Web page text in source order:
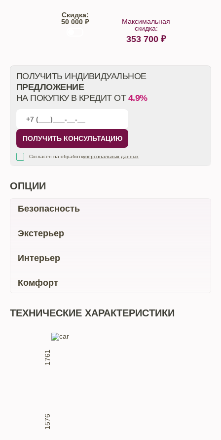
Скидка:
50 000 ₽
Максимальная
скидка:
353 700 ₽
ПОЛУЧИТЬ ИНДИВИДУАЛЬНОЕ
ПРЕДЛОЖЕНИЕ
НА ПОКУПКУ В КРЕДИТ ОТ 4.9%
ПОЛУЧИТЬ КОНСУЛЬТАЦИЮ
Согласен на обработкуперсональных данных
ОПЦИИ
Безопасность
Экстерьер
Интерьер
Комфорт
ТЕХНИЧЕСКИЕ ХАРАКТЕРИСТИКИ
1576
1761